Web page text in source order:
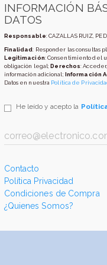
INFORMACIÓN
DATOS
Responsable: CAZALLAS RUIZ,
Finalidad: Responder las consultas
Legitimación: Consentimiento del
obligación legal; Derechos:
información adicional; Información
Datos en nuestra Política de
He leído y acepto la
Contacto
Política Privacidad
Condiciones de Compra
¿Quienes Somos?